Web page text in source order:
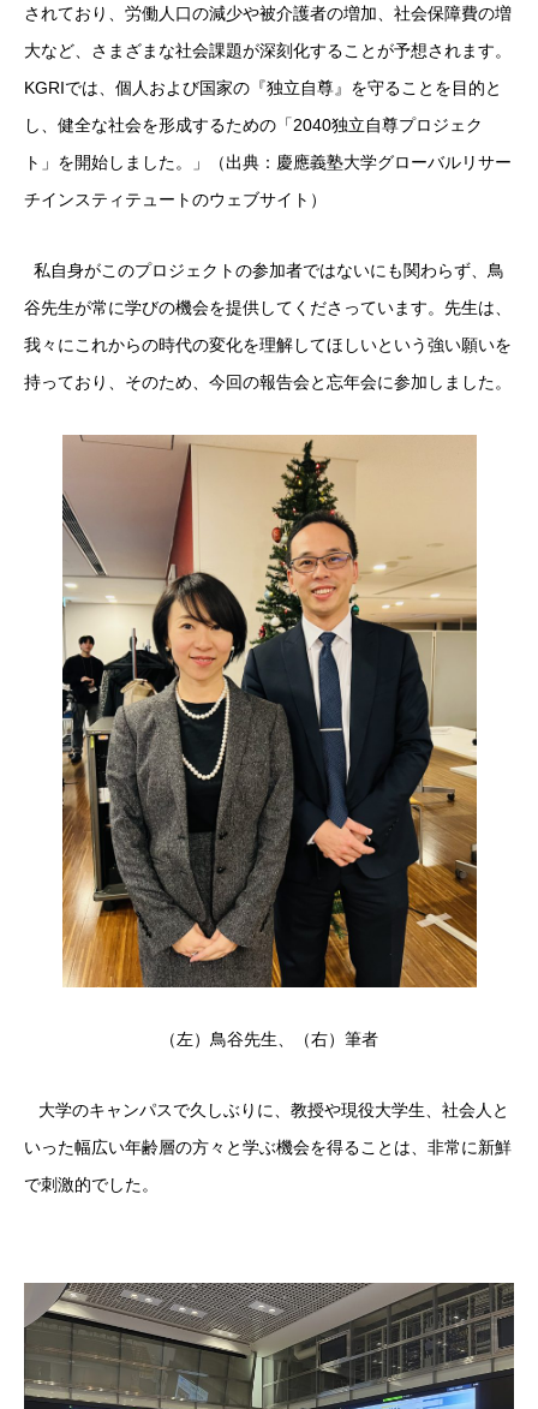
されており、労働人口の減少や被介護者の増加、社会保障費の増
大など、さまざまな社会課題が深刻化することが予想されます。
KGRIでは、個人および国家の『独立自尊』を守ることを目的と
し、健全な社会を形成するための「2040独立自尊プロジェク
ト」を開始しました。」（出典： 慶應義塾大学グローバルリサー
チインスティテュートのウェブサイト ）
私自身がこのプロジェクトの参加者ではないにも関わらず、鳥
谷先生が常に学びの機会を提供してくださっています。先生は、
我々にこれからの時代の変化を理解してほしいという強い願いを
持っており、そのため、今回の報告会と忘年会に参加しました。
（左）鳥谷先生、（右）筆者
大学のキャンパスで久しぶりに、教授や現役大学生、社会人と
いった幅広い年齢層の方々と学ぶ機会を得ることは、非常に新鮮
で刺激的でした。